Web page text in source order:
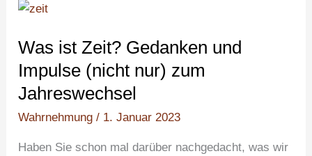
Was ist Zeit? Gedanken und
Impulse (nicht nur) zum
Jahreswechsel
Wahrnehmung / 1. Januar 2023
Haben Sie schon mal darüber nachgedacht, was wir
Was
Zeit?
Gedanken
und
(nicht
nur)